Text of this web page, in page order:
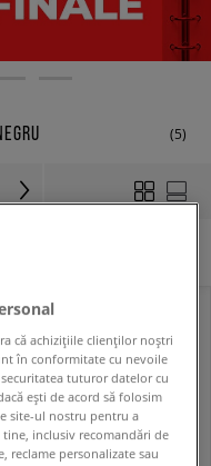
(5)
că achizițiile clienților noștri
în conformitate cu nevoile
tuturor datelor cu
ești de acord să folosim
site-ul nostru pentru a
inclusiv recomandări de
reclame personalizate sau